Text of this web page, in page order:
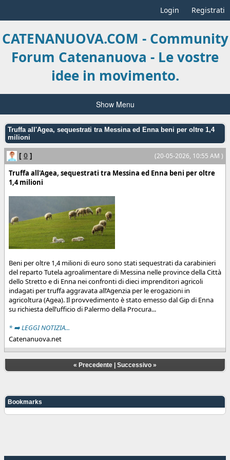
Login Registrati
CATENANUOVA.COM - Community
Forum Catenanuova - Le vostre
idee in movimento.
Show Menu
Truffa all'Agea, sequestrati tra Messina ed Enna beni per oltre 1,4
milioni
(20-05-2026, 10:55 AM )
[ 0 ]
Truffa all'Agea, sequestrati tra Messina ed Enna beni per oltre
1,4 milioni
Beni per oltre 1,4 milioni di euro sono stati sequestrati da carabinieri
del reparto Tutela agroalimentare di Messina nelle province della Città
dello Stretto e di Enna nei confronti di dieci imprenditori agricoli
indagati per truffa aggravata all’Agenzia per le erogazioni in
agricoltura (Agea). Il provvedimento è stato emesso dal Gip di Enna
su richiesta dell’ufficio di Palermo della Procura...
* ➡️ LEGGI NOTIZIA...
Catenanuova.net
« Precedente Successivo »
Bookmarks